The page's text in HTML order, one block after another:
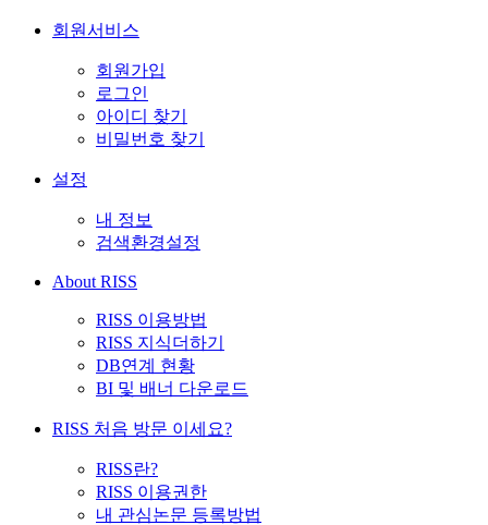
회원서비스
회원가입
로그인
아이디 찾기
비밀번호 찾기
설정
내 정보
검색환경설정
About RISS
RISS 이용방법
RISS 지식더하기
DB연계 현황
BI 및 배너 다운로드
RISS 처음 방문 이세요?
RISS란?
RISS 이용권한
내 관심논문 등록방법